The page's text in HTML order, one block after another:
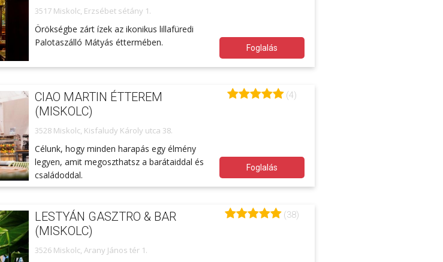
3517 Miskolc, Erzsébet sétány 1.
Örökségbe zárt ízek az ikonikus lillafüredi
Palotaszálló Mátyás éttermében.
Foglalás
CIAO MARTIN ÉTTEREM
(MISKOLC)
3528 Miskolc, Kisfaludy Károly utca 38.
Célunk, hogy minden harapás egy élmény
legyen, amit megoszthatsz a barátaiddal és
családoddal.
(4)
Foglalás
LESTYÁN GASZTRO & BAR
(MISKOLC)
3526 Miskolc, Arany János tér 1.
(38)